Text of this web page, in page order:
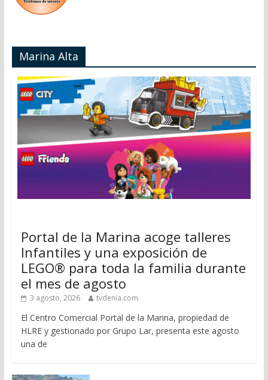
Marina Alta
Portal de la Marina acoge talleres
Infantiles y una exposición de
LEGO® para toda la familia durante
el mes de agosto
3 agosto, 2026 tvdenia.com
El Centro Comercial Portal de la Marina, propiedad de
HLRE y gestionado por Grupo Lar, presenta este agosto
una de